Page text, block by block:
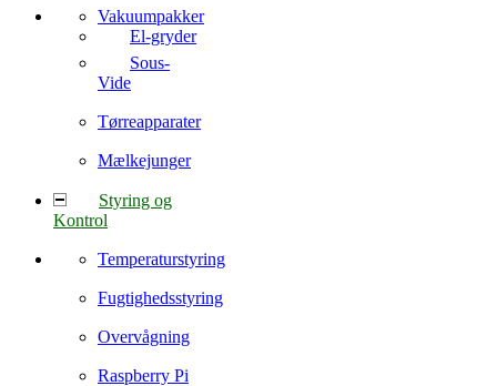
Vakuumpakker
El-gryder
Sous-
Vide
Tørreapparater
Mælkejunger
Styring og
Kontrol
Temperaturstyring
Fugtighedsstyring
Overvågning
Raspberry Pi